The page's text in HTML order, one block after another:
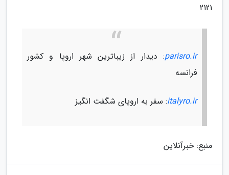
2121
parisro.ir: دیدار از زیباترین شهر اروپا و کشور
فرانسه
italyro.ir: سفر به اروپای شگفت انگیز
منبع: خبرآنلاین